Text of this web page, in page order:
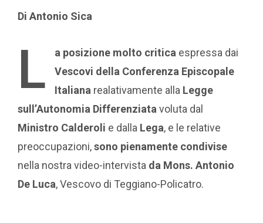
Di Antonio Sica
L a posizione molto critica espressa dai
Vescovi della Conferenza Episcopale
Italiana realativamente alla Legge
sull’Autonomia Differenziata voluta dal
Ministro Calderoli e dalla Lega, e le relative
preoccupazioni,sono pienamente condivise
nella nostra video-intervista da Mons. Antonio
De Luca, Vescovo di Teggiano-Policatro.